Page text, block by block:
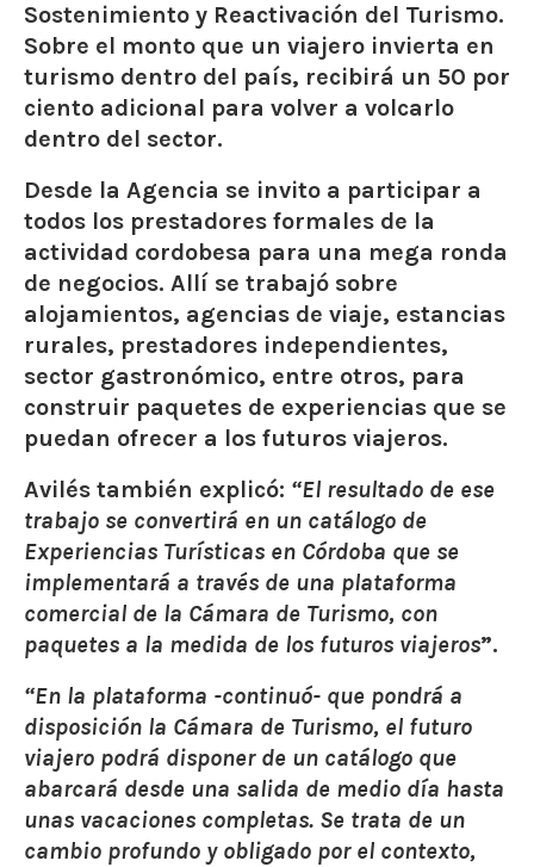
Sostenimiento y Reactivación del Turismo.
Sobre el monto que un viajero invierta en
turismo dentro del país, recibirá un 50 por
ciento adicional para volver a volcarlo
dentro del sector.
Desde la Agencia se invito a participar a
todos los prestadores formales de la
actividad cordobesa para una mega ronda
de negocios. Allí se trabajó sobre
alojamientos, agencias de viaje, estancias
rurales, prestadores independientes,
sector gastronómico, entre otros, para
construir paquetes de experiencias que se
puedan ofrecer a los futuros viajeros.
Avilés también explicó: “El resultado de ese
trabajo se convertirá en un catálogo de
Experiencias Turísticas en Córdoba que se
implementará a través de una plataforma
comercial de la Cámara de Turismo, con
paquetes a la medida de los futuros viajeros”.
“En la plataforma -continuó- que pondrá a
disposición la Cámara de Turismo, el futuro
viajero podrá disponer de un catálogo que
abarcará desde una salida de medio día hasta
unas vacaciones completas. Se trata de un
cambio profundo y obligado por el contexto,